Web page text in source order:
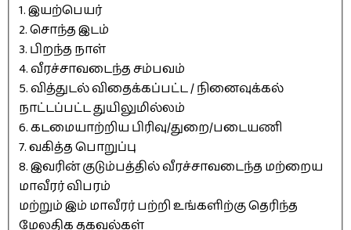
1. இயற்பெயர்
2. சொந்த இடம்
3. பிறந்த நாள்
4. வீரச்சாவடைந்த சம்பவம்
5. வித்துடல் விதைக்கப்பட்ட / நினைவுக்கல்
நாட்டப்பட்ட துயிலுமில்லம்
6. கடமையாற்றிய பிரிவு/துறை/படையணி
7. வகித்த பொறுப்பு
8. இவரின் குடும்பத்தில் வீரச்சாவடைந்த மற்றைய
மாவீரர் விபரம்
மற்றும் இம் மாவீரர் பற்றி உங்களிற்கு தெரிந்த
மேலதிக தகவல்கள்